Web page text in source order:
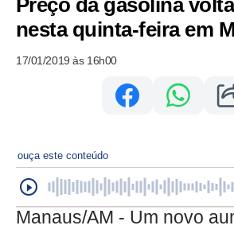
Preço da gasolina
nesta quinta-feira em
17/01/2019 às 16h00
ouça este conteúdo
Manaus/AM - Um novo